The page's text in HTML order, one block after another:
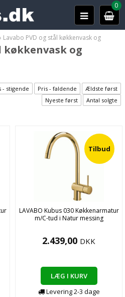
0
› Lavabo PVD og stål køkkenvask og
køkkenvask og
- stigende Pris - faldende
Ældste først
Nyeste først
Antal solgte
Tilbud
LAVABO Kubus 030 Køkkenarmatur
m/C-tud i Natur messing
2.439,00 DKK
LÆG I KURV
Levering2-3 dage